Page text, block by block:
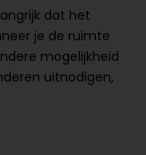
dat het
je de ruimte
mogelijkheid
uitnodigen,